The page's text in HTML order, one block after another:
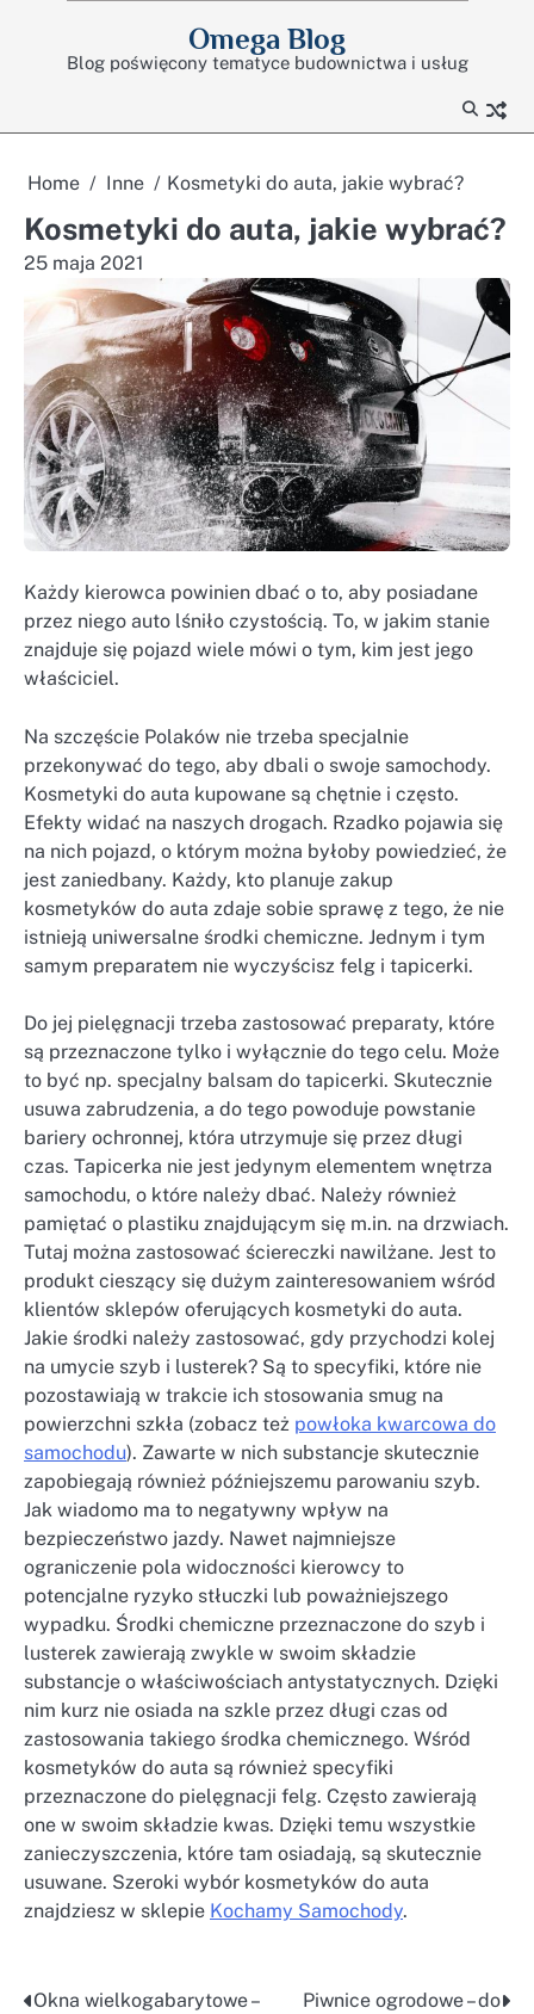
Omega Blog
Blog poświęcony tematyce budownictwa i usług
Home Inne Kosmetyki do auta, jakie wybrać?
Kosmetyki do auta, jakie wybrać?
25 maja 2021
Każdy kierowca powinien dbać o to, aby posiadane
przez niego auto lśniło czystością. To, w jakim stanie
znajduje się pojazd wiele mówi o tym, kim jest jego
właściciel.
Na szczęście Polaków nie trzeba specjalnie
przekonywać do tego, aby dbali o swoje samochody.
Kosmetyki do auta kupowane są chętnie i często.
Efekty widać na naszych drogach. Rzadko pojawia się
na nich pojazd, o którym można byłoby powiedzieć, że
jest zaniedbany. Każdy, kto planuje zakup
kosmetyków do auta zdaje sobie sprawę z tego, że nie
istnieją uniwersalne środki chemiczne. Jednym i tym
samym preparatem nie wyczyścisz felg i tapicerki.
Do jej pielęgnacji trzeba zastosować preparaty, które
są przeznaczone tylko i wyłącznie do tego celu. Może
to być np. specjalny balsam do tapicerki. Skutecznie
usuwa zabrudzenia, a do tego powoduje powstanie
bariery ochronnej, która utrzymuje się przez długi
czas. Tapicerka nie jest jedynym elementem wnętrza
samochodu, o które należy dbać. Należy również
pamiętać o plastiku znajdującym się m.in. na drzwiach.
Tutaj można zastosować ściereczki nawilżane. Jest to
produkt cieszący się dużym zainteresowaniem wśród
klientów sklepów oferujących kosmetyki do auta.
Jakie środki należy zastosować, gdy przychodzi kolej
na umycie szyb i lusterek? Są to specyfiki, które nie
pozostawiają w trakcie ich stosowania smug na
powierzchni szkła (zobacz też powłoka kwarcowa do
samochodu). Zawarte w nich substancje skutecznie
zapobiegają również późniejszemu parowaniu szyb.
Jak wiadomo ma to negatywny wpływ na
bezpieczeństwo jazdy. Nawet najmniejsze
ograniczenie pola widoczności kierowcy to
potencjalne ryzyko stłuczki lub poważniejszego
wypadku. Środki chemiczne przeznaczone do szyb i
lusterek zawierają zwykle w swoim składzie
substancje o właściwościach antystatycznych. Dzięki
nim kurz nie osiada na szkle przez długi czas od
zastosowania takiego środka chemicznego. Wśród
kosmetyków do auta są również specyfiki
przeznaczone do pielęgnacji felg. Często zawierają
one w swoim składzie kwas. Dzięki temu wszystkie
zanieczyszczenia, które tam osiadają, są skutecznie
usuwane. Szeroki wybór kosmetyków do auta
znajdziesz w sklepie Kochamy Samochody.
Nawigacja
Okna wielkogabarytowe –
Piwnice ogrodowe – do